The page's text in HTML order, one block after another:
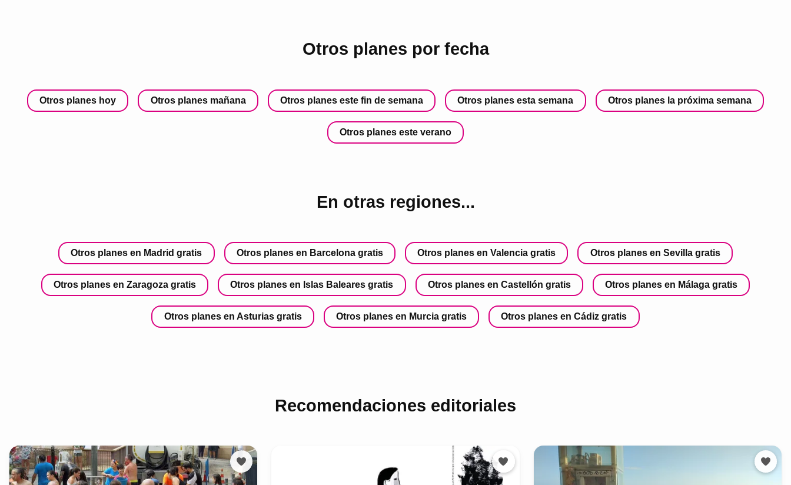
Otros planes por fecha
Otros planes hoy Otros planes mañana Otros planes este fin de semana Otros planes esta semana Otros planes la próxima semana
Otros planes este verano
En otras regiones...
Otros planes en Madrid gratis Otros planes en Barcelona gratis Otros planes en Valencia gratis Otros planes en Sevilla gratis
Otros planes en Zaragoza gratis Otros planes en Islas Baleares gratis Otros planes en Castellón gratis Otros planes en Málaga gratis
Otros planes en Asturias gratis Otros planes en Murcia gratis Otros planes en Cádiz gratis
Recomendaciones editoriales